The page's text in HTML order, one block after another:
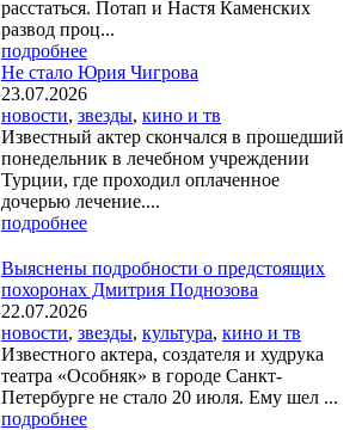
расстаться. Потап и Настя Каменских
развод проц...
подробнее
Не стало Юрия Чигрова
23.07.2026
новости, звезды, кино и тв
Известный актер скончался в прошедший
понедельник в лечебном учреждении
Турции, где проходил оплаченное
дочерью лечение....
подробнее
Выяснены подробности о предстоящих
похоронах Дмитрия Поднозова
22.07.2026
новости, звезды, культура, кино и тв
Известного актера, создателя и худрука
театра «Особняк» в городе Санкт-
Петербурге не стало 20 июля. Ему шел ...
подробнее